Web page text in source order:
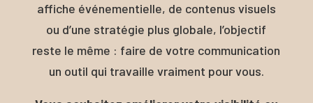
affiche événementielle, de contenus visuels
ou d’une stratégie plus globale, l’objectif
reste le même : faire de votre communication
un outil qui travaille vraiment pour vous.